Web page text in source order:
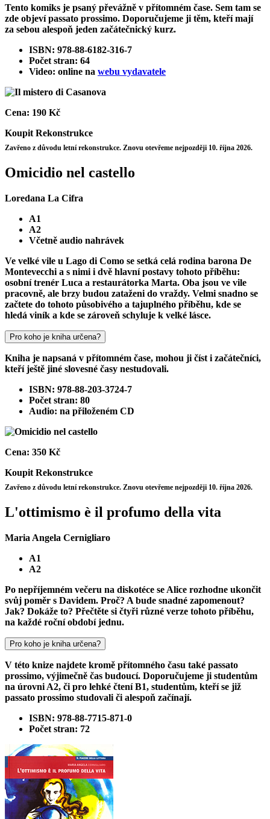
Tento komiks je psaný převážně v přítomném čase. Sem tam se
zde objeví passato prossimo. Doporučujeme ji těm, kteří mají
za sebou alespoň jeden začátečnický kurz.
ISBN: 978-88-6182-316-7
Počet stran: 64
Video: online na webu vydavatele
Cena: 190 Kč
Koupit Rekonstrukce
Zavřeno z důvodu letní rekonstrukce. Znovu otevřeme nejpozději 10. října 2026.
Omicidio nel castello
Loredana La Cifra
A1
A2
Včetně audio nahrávek
Ve velké vile u Lago di Como se setká celá rodina barona De
Montevecchi a s nimi i dvě hlavní postavy tohoto příběhu:
osobní trenér Luca a restaurátorka Marta. Oba jsou ve vile
pracovně, ale brzy budou zataženi do vraždy. Velmi snadno se
začtete do tohoto působivého a tajuplného příběhu, kde se
hledá viník a kde se zároveň schyluje k velké lásce.
Pro koho je kniha určena?
Kniha je napsaná v přítomném čase, mohou ji číst i začátečníci,
kteří ještě jiné slovesné časy nestudovali.
ISBN: 978-88-203-3724-7
Počet stran: 80
Audio: na přiloženém CD
Cena: 350 Kč
Koupit Rekonstrukce
Zavřeno z důvodu letní rekonstrukce. Znovu otevřeme nejpozději 10. října 2026.
L'ottimismo è il profumo della vita
Maria Angela Cernigliaro
A1
A2
Po nepříjemném večeru na diskotéce se Alice rozhodne ukončit
svůj poměr s Davidem. Proč? A bude snadné zapomenout?
Jak? Dokáže to? Přečtěte si čtyři různé verze tohoto příběhu,
na každé roční období jednu.
Pro koho je kniha určena?
V této knize najdete kromě přítomného času také passato
prossimo, výjimečně čas budoucí. Doporučujeme ji studentům
na úrovni A2, či pro lehké čtení B1, studentům, kteří se již
passato prossimo studovali či alespoň začínají.
ISBN: 978-88-7715-871-0
Počet stran: 72